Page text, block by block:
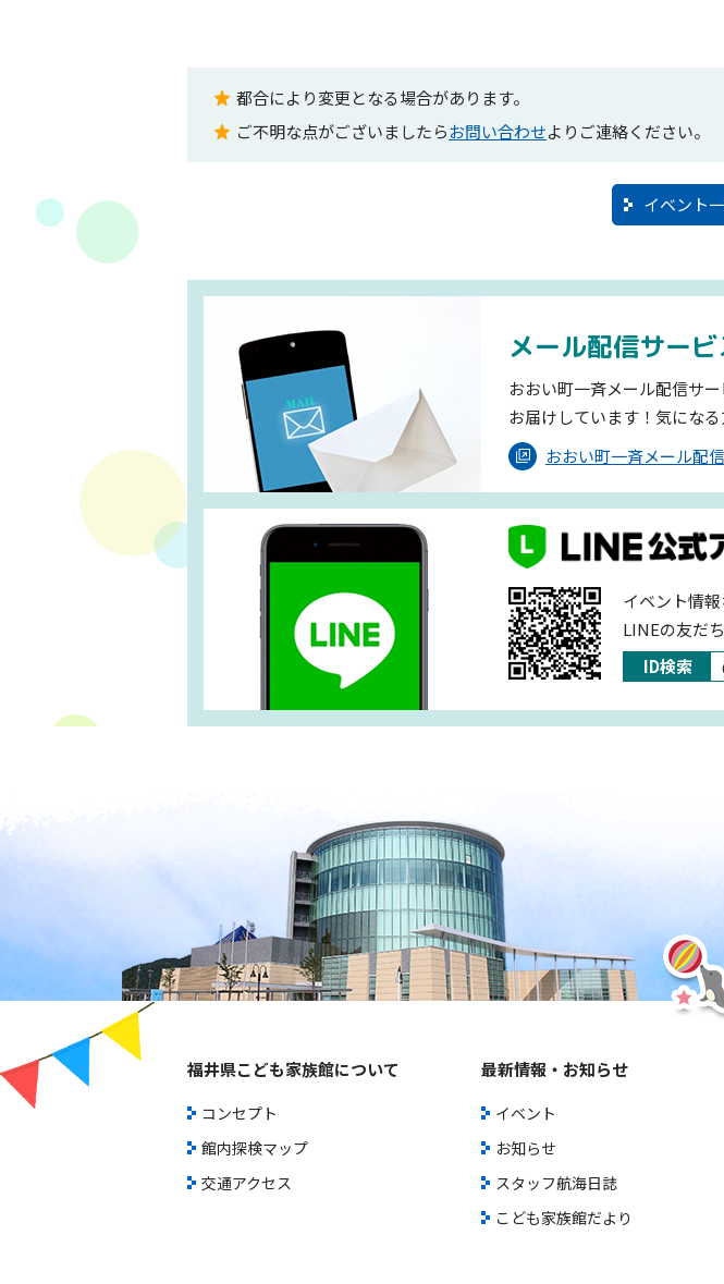
都合により変更となる場合があります。
ご不明な点がございましたらお問い合わせよりご連絡ください。
イベント
メール配信サー
おおい町一斉メール配信サ
お届けしています！気にな
おおい町一斉メール配
イベント情
LINEの友だ
ID検索
福井県こども家族館について
コンセプト
館内探検マップ
交通アクセス
最新情報・お知らせ
イベント
お知らせ
スタッフ航海日誌
こども家族館だより